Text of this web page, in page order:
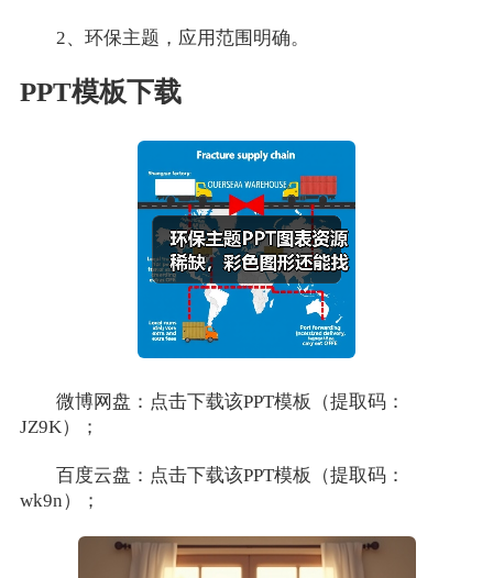
2、环保主题，应用范围明确。
PPT模板下载
微博网盘：点击下载该PPT模板（提取码：
JZ9K）；
百度云盘：点击下载该PPT模板（提取码：
wk9n）；